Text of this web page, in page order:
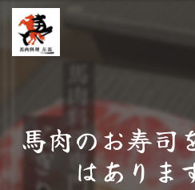
馬肉のお寿司
はありま